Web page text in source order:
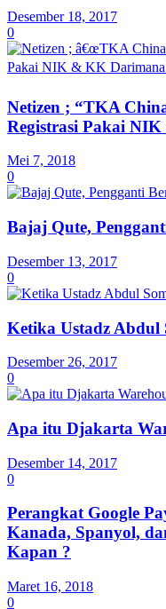
Desember 18, 2017
0
Netizen ; “TKA
Registrasi Pakai
Mei 7, 2018
0
Bajaj Qute,
Desember 13, 2017
0
Ketika Ustadz
Desember 26, 2017
0
Apa itu Djakarta
Desember 14, 2017
0
Perangkat Google
Kanada, Spanyol,
Kapan ?
Maret 16, 2018
0